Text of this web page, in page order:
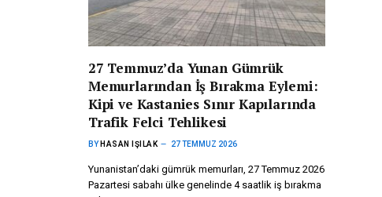
27 Temmuz’da Yunan Gümrük
Memurlarından İş Bırakma Eylemi:
Kipi ve Kastanies Sınır Kapılarında
Trafik Felci Tehlikesi
BY HASAN IŞILAK 27 TEMMUZ 2026
Yunanistan’daki gümrük memurları, 27 Temmuz 2026
Pazartesi sabahı ülke genelinde 4 saatlik iş bırakma